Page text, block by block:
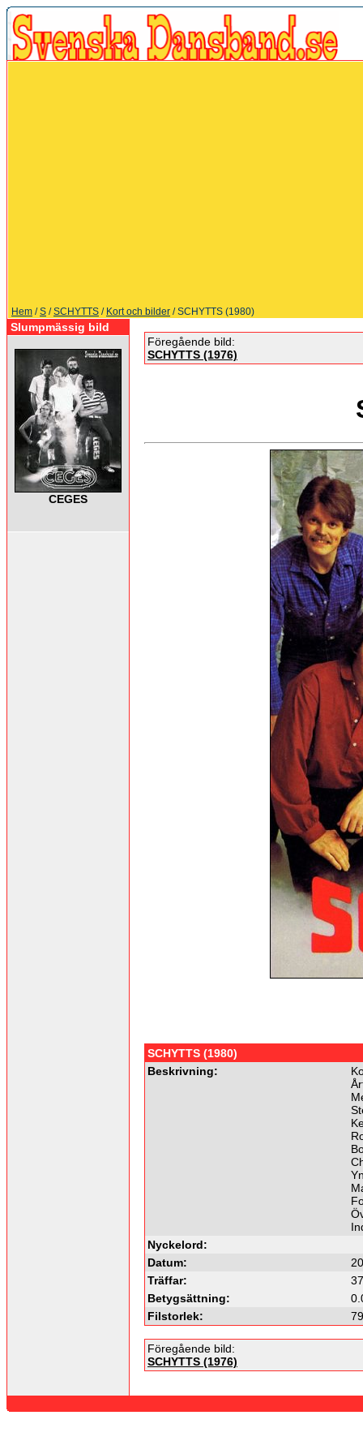
Hem /S /SCHYTTS / Kort och bilder / SCHYTTS (1980)
Slumpmässig bild
CEGES
Föregående bild:
SCHYTTS (1976)
SCHYTTS (1980)
Beskrivning:
Nyckelord:
Datum:
Träffar:
Betygsättning:
Filstorlek:
Föregående bild:
SCHYTTS (1976)